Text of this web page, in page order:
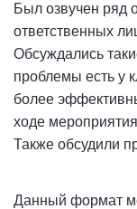
Был озвучен ряд
ответственных
Обсуждались
проблемы есть у
более
ходе
Также обсудили
Данный формат